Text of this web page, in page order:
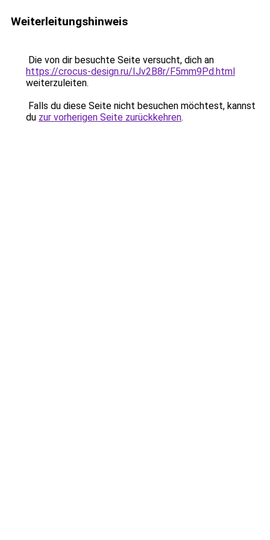
Weiterleitungshinweis
Die von dir besuchte Seite versucht, dich an
https://crocus-design.ru/IJv2B8r/F5mm9Pd.html
weiterzuleiten.
Falls du diese Seite nicht besuchen möchtest, kannst
du zur vorherigen Seite zurückkehren.